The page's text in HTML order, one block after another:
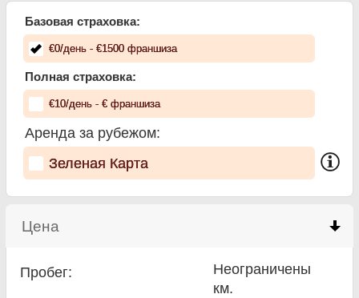
Базовая страховка:
€0/день - €1500франшиза
Полная страховка:
€10/день - €франшиза
Аренда за рубежом:
Зеленая Карта
Цена
Пробег:
Неограничены
км.